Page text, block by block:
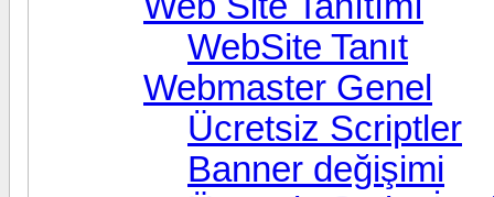
WebSite Tanıt
Webmaster Genel
Ücretsiz Scriptler
Banner değişimi